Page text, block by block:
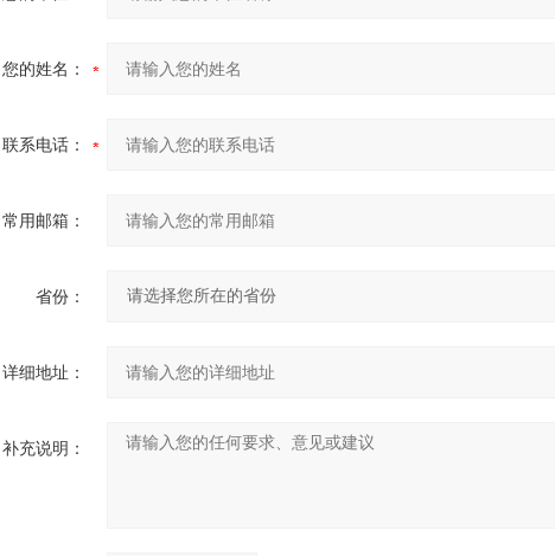
您的姓名：
联系电话：
常用邮箱：
省份：
详细地址：
补充说明：